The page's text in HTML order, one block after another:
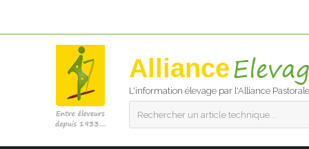
Alliance
L'information élevage par l'Alliance Pastorale
Rechercher un article technique...